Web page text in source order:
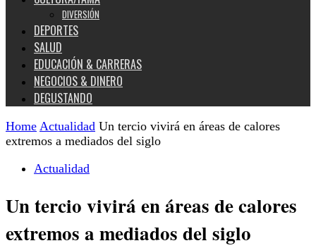
DIVERSIÓN
DEPORTES
SALUD
EDUCACIÓN & CARRERAS
NEGOCIOS & DINERO
DEGUSTANDO
Home Actualidad Un tercio vivirá en áreas de calores
extremos a mediados del siglo
Actualidad
Un tercio vivirá en áreas de calores
extremos a mediados del siglo